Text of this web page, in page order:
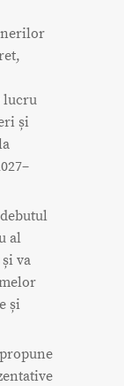
lucru
și
al
va
și